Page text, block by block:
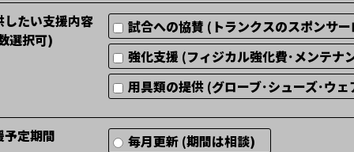
したい支援内容
選択可)
試合への協賛 (トランクスのスポンサ
強化支援 (フィジカル強化費･メンテ
用具類の提供 (グローブ･シューズ･ウ
予定期間
毎月更新 (期間は相談)